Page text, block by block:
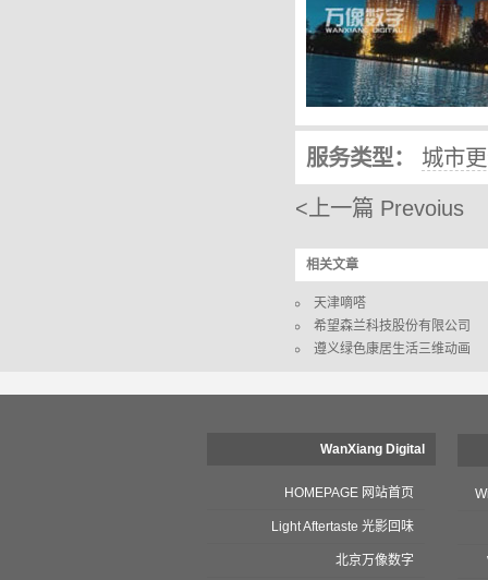
服务类型：
城市
<上一篇 Prevoius
相关文章
天津嘀嗒
希望森兰科技股份有限公司
遵义绿色康居生活三维动画
WanXiang Digital
HOMEPAGE 网站首页
Light Aftertaste 光影回味
北京万像数字